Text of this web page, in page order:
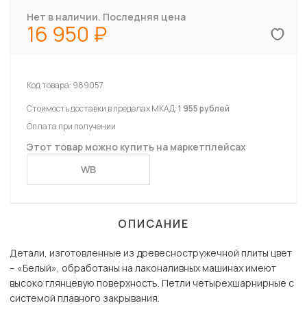
Нет в наличии. Последняя цена
16 950
Код товара: 989057
Стоимость доставки в пределах МКАД:1 955 рублей
Оплата при получении
Этот товар можно купить на маркетплейсах
WB
ОПИСАНИЕ
Детали, изготовленные из древесностружечной плиты цвет
– «Белый», обработаны на лаконаливных машинах имеют
высоко глянцевую поверхность. Петли четырехшарнирные с
системой плавного закрывания.